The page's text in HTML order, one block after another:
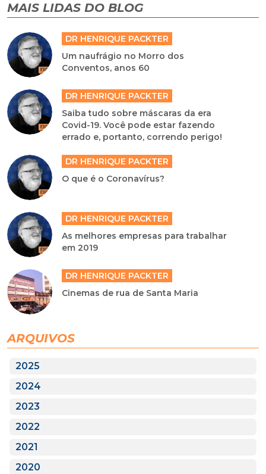
MAIS LIDAS DO BLOG
DR HENRIQUE PACKTER
Um naufrágio no Morro dos
Conventos, anos 60
DR HENRIQUE PACKTER
Saiba tudo sobre máscaras da era
Covid-19. Você pode estar fazendo
errado e, portanto, correndo perigo!
DR HENRIQUE PACKTER
O que é o Coronavírus?
DR HENRIQUE PACKTER
As melhores empresas para trabalhar
em 2019
DR HENRIQUE PACKTER
Cinemas de rua de Santa Maria
ARQUIVOS
2025
2024
2023
2022
2021
2020